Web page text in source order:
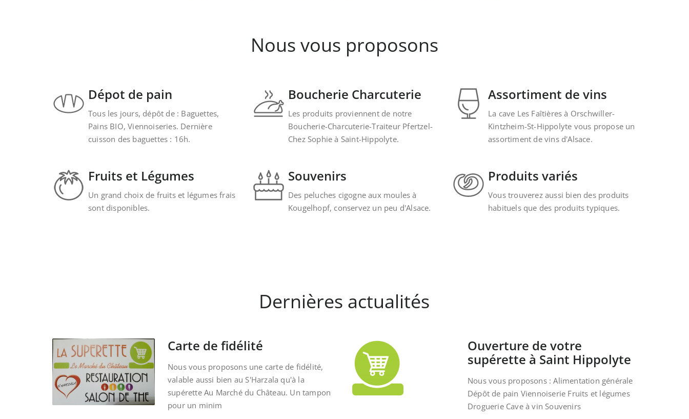
Nous vous proposons
Dépot de pain
Tous les jours, dépôt de : Baguettes,
Pains BIO, Viennoiseries. Dernière
cuisson des baguettes : 16h.
Boucherie Charcuterie
Les produits proviennent de notre
Boucherie-Charcuterie-Traiteur Pfertzel-
Chez Sophie à Saint-Hippolyte.
Assortiment de vins
La cave Les Faîtières à Orschwiller-
Kintzheim-St-Hippolyte vous propose un
assortiment de vins d'Alsace.
Fruits et Légumes
Un grand choix de fruits et légumes frais
sont disponibles.
Souvenirs
Des peluches cigogne aux moules à
Kougelhopf, conservez un peu d'Alsace.
Produits variés
Vous trouverez aussi bien des produits
habituels que des produits typiques.
Dernières actualités
Carte de fidélité
Nous vous proposons une carte de fidélité,
valable aussi bien au S'Harzala qu'à la
supérette Au Marché du Château. Un tampon
pour un minim
Ouverture de votre
supérette à Saint Hippolyte
Nous vous proposons : Alimentation générale
Dépôt de pain Viennoiserie Fruits et légumes
Droguerie Cave à vin Souvenirs